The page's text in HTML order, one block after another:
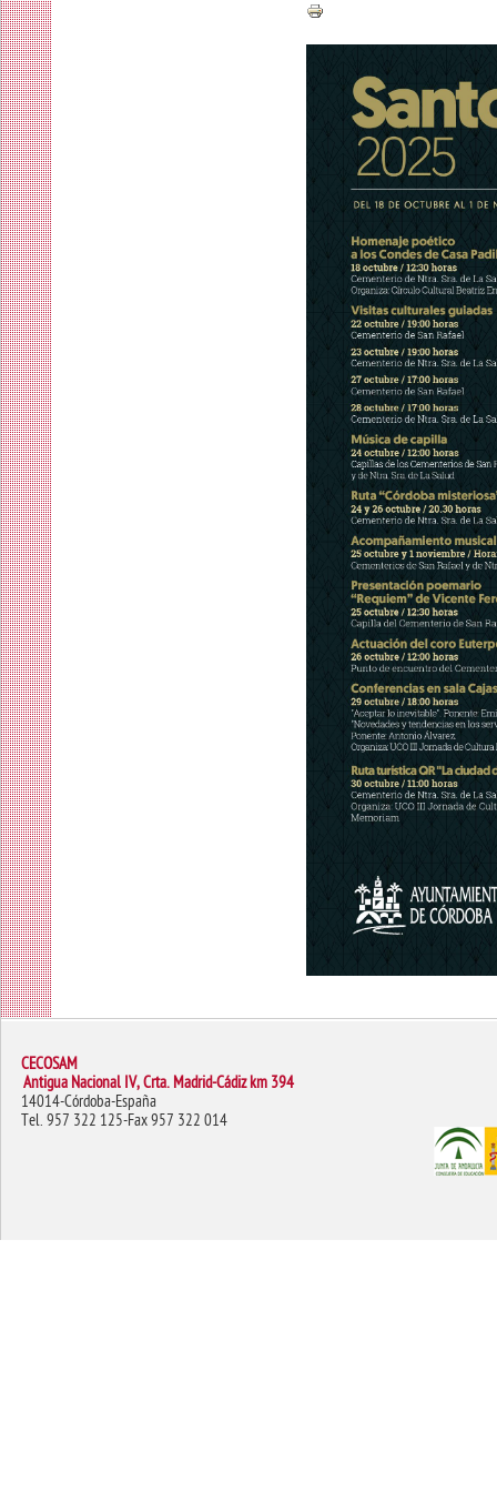
CECOSAM
Antigua Nacional IV, Crta. Madrid-Cádiz km 394
14014-Córdoba-España
Tel. 957 322 125-Fax 957 322 014